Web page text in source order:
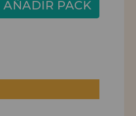
AÑADIR PACK